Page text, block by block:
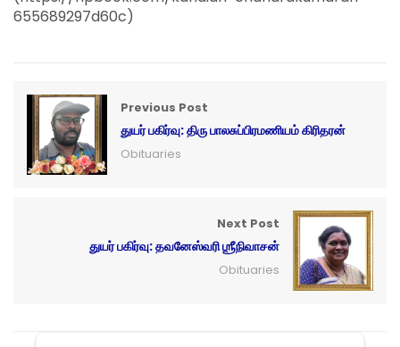
655689297d60c)
Previous Post
துயர் பகிர்வு: திரு பாலசுப்பிரமணியம் கிரிதரன்
Obituaries
Next Post
துயர் பகிர்வு: தவனேஸ்வரி ஶ்ரீநிவாசன்
Obituaries